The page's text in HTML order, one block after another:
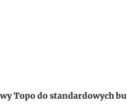
Topo do standardowych